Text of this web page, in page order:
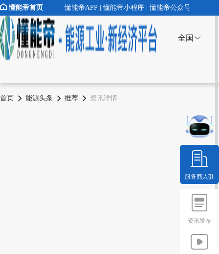
懂能帝首页 懂能帝APP | 懂能帝小程序 | 懂能帝公众号
全国
首页 能源头条 推荐 资讯详情
服务商入驻
资讯发布